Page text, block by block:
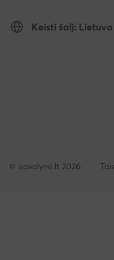
Keisti šalį: Lietuva
© eavalyne.lt 2026